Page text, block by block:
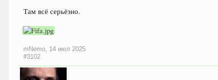
Там всё серьёзно.
mNemo, 14 июл 2025
#3102